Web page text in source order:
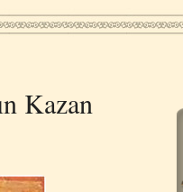
Kazan